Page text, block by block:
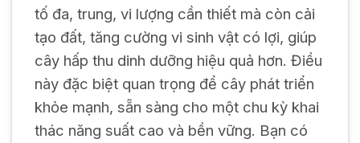
tố đa, trung, vi lượng cần thiết mà còn cải
tạo đất, tăng cường vi sinh vật có lợi, giúp
cây hấp thu dinh dưỡng hiệu quả hơn. Điều
này đặc biệt quan trọng để cây phát triển
khỏe mạnh, sẵn sàng cho một chu kỳ khai
thác năng suất cao và bền vững. Bạn có